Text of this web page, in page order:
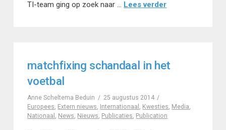
TI-team ging op zoek naar … Lees verder
matchfixing schandaal in het
voetbal
Anne Scheltema Beduin
25 augustus 2014
Europees, Extern nieuws, Internationaal , Kwesties, Media,
Nationaal , News, Nieuws, Publicaties, Publication